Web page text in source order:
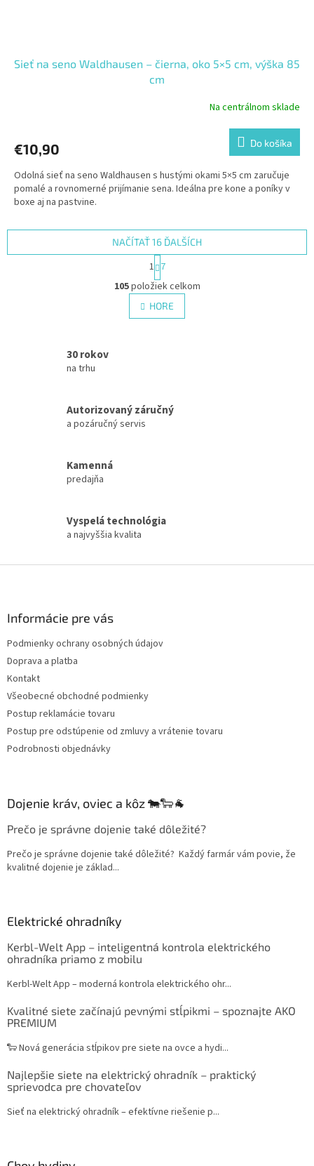
Sieť na seno Waldhausen – čierna, oko 5×5 cm, výška 85
cm
Na centrálnom sklade
€10,90 Do košíka
Odolná sieť na seno Waldhausen s hustými okami 5×5 cm zaručuje
pomalé a rovnomerné prijímanie sena. Ideálna pre kone a poníky v
boxe aj na pastvine.
O
v
l
á
r
s
NAČÍTAŤ 16 ĎALŠÍCH
S
t
r
á
n
k
1 7
105položiek celkom
HORE
30 rokov
na trhu
Autorizovaný záručný
a pozáručný servis
Kamenná
predajňa
Vyspelá technológia
a najvyššia kvalita
Informácie pre vás
Podmienky ochrany osobných údajov
Doprava a platba
Kontakt
Všeobecné obchodné podmienky
Postup reklamácie tovaru
Postup pre odstúpenie od zmluvy a vrátenie tovaru
Podrobnosti objednávky
Dojenie kráv, oviec a kôz 🐄🐑🐐
Prečo je správne dojenie také dôležité?
Prečo je správne dojenie také dôležité? Každý farmár vám povie, že
kvalitné dojenie je základ...
Elektrické ohradníky
Kerbl-Welt App – inteligentná kontrola elektrického
ohradníka priamo z mobilu
Kerbl-Welt App – moderná kontrola elektrického ohr...
Kvalitné siete začínajú pevnými stĺpikmi – spoznajte AKO
PREMIUM
🐑 Nová generácia stĺpikov pre siete na ovce a hydi...
Najlepšie siete na elektrický ohradník – praktický
sprievodca pre chovateľov
Sieť na elektrický ohradník – efektívne riešenie p...